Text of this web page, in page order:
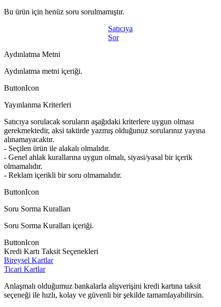
Bu ürün için henüz soru sorulmamıştır.
Satıcıya
Sor
Aydınlatma Metni
Aydınlatma metni içeriği.
ButtonIcon
Yayınlanma Kriterleri
Satıcıya sorulacak soruların aşağıdaki kriterlere uygun olması
gerekmektedir, aksi taktirde yazmış olduğunuz sorularınız yayına
alınamayacaktır.
- Seçilen ürün ile alakalı olmalıdır.
- Genel ahlak kurallarına uygun olmalı, siyasi/yasal bir içerik
olmamalıdır.
- Reklam içerikli bir soru olmamalıdır.
ButtonIcon
Soru Sorma Kuralları
Soru Sorma Kuralları içeriği.
ButtonIcon
Kredi Kartı Taksit Seçenekleri
Bireysel Kartlar
Ticari Kartlar
Anlaşmalı olduğumuz bankalarla alışverişini kredi kartına taksit
seçeneği ile hızlı, kolay ve güvenli bir şekilde tamamlayabilirsin.